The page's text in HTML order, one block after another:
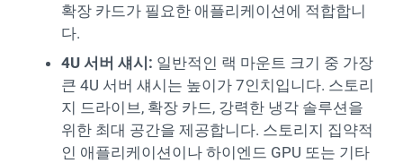
확장 카드가 필요한 애플리케이션에 적합합니
다.
4U 서버 섀시: 일반적인 랙 마운트 크기 중 가장
큰 4U 서버 섀시는 높이가 7인치입니다. 스토리
지 드라이브, 확장 카드, 강력한 냉각 솔루션을
위한 최대 공간을 제공합니다. 스토리지 집약적
인 애플리케이션이나 하이엔드 GPU 또는 기타